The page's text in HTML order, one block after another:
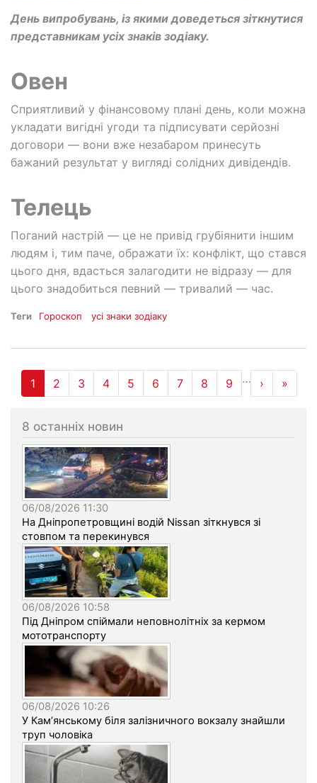
День випробувань, із якими доведеться зіткнутися
представникам усіх знаків зодіаку.
Овен
Сприятливий у фінансовому плані день, коли можна
укладати вигідні угоди та підписувати серйозні
договори — вони вже незабаром принесуть
бажаний результат у вигляді солідних дивідендів.
Телець
Поганий настрій — це не привід грубіянити іншим
людям і, тим паче, ображати їх: конфлікт, що стався
цього дня, вдасться залагодити не відразу — для
цього знадобиться певний — тривалий — час.
Теги Гороскоп усі знаки зодіаку
Нумерация
страниц
1 2 3 4 5 6 7 8 9 … › »
8 останніх новин
06/08/2026 11:30
На Дніпропетровщині водій Nissan зіткнувся зі
стовпом та перекинувся
06/08/2026 10:58
Під Дніпром спіймали неповнолітніх за кермом
мототранспорту
06/08/2026 10:26
У Кам’янському біля залізничного вокзалу знайшли
труп чоловіка